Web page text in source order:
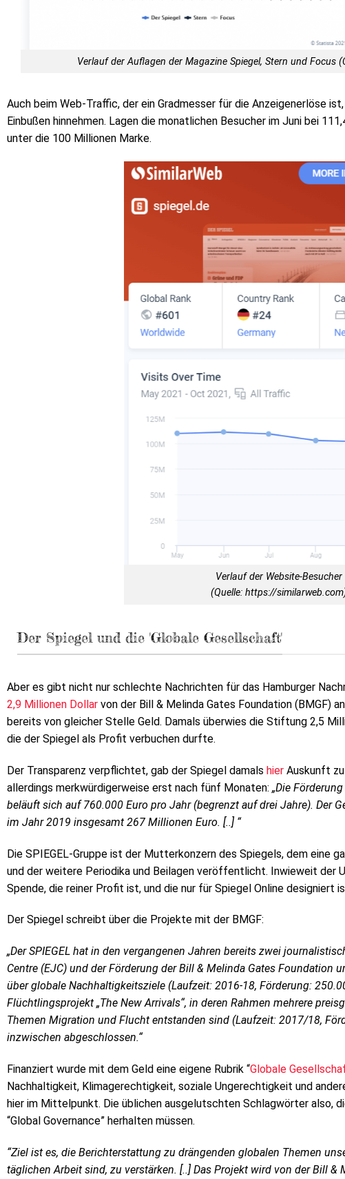
Verlauf der Auflagen der Magazine Spiegel, Stern und Focus
Auch beim Web-Traffic, der ein Gradmesser für die Anzeigenerlöse
Einbußen hinnehmen. Lagen die monatlichen Besucher im Juni bei
unter die 100 Millionen Marke.
Verlauf der Website-Besucher
(Quelle: https://
Der Spiegel und die 'Globale Gesellschaft'
Aber es gibt nicht nur schlechte Nachrichten für das Hamburger
2,9 Millionen Dollar von der Bill & Melinda Gates Foundation (BMGF)
bereits von gleicher Stelle Geld. Damals überwies die Stiftung 2,5
die der Spiegel als Profit verbuchen durfte.
Der Transparenz verpflichtet, gab der Spiegel damals hier Auskunft
allerdings merkwürdigerweise erst nach fünf Monaten: „Die
beläuft sich auf 760.000 Euro pro Jahr (begrenzt auf drei Jahre). Der
im Jahr 2019 insgesamt 267 Millionen Euro. [..] “
Die SPIEGEL-Gruppe ist der Mutterkonzern des Spiegels, dem eine
und der weitere Periodika und Beilagen veröffentlicht. Inwieweit der
Spende, die reiner Profit ist, und die nur für Spiegel Online designiert
Der Spiegel schreibt über die Projekte mit der BMGF:
„Der SPIEGEL hat in den vergangenen Jahren bereits zwei
Centre (EJC) und der Förderung der Bill & Melinda Gates Foundation
über globale Nachhaltigkeitsziele (Laufzeit: 2016-18, Förderung:
Flüchtlingsprojekt „The New Arrivals“, in deren Rahmen mehrere
Themen Migration und Flucht entstanden sind (Laufzeit: 2017/18,
inzwischen abgeschlossen.“
Finanziert wurde mit dem Geld eine eigene Rubrik “Globale
Nachhaltigkeit, Klimagerechtigkeit, soziale Ungerechtigkeit und
hier im Mittelpunkt. Die üblichen ausgelutschten Schlagwörter also,
“Global Governance” herhalten müssen.
“Ziel ist es, die Berichterstattung zu drängenden globalen Themen
täglichen Arbeit sind, zu verstärken. [..] Das Projekt wird von der Bill